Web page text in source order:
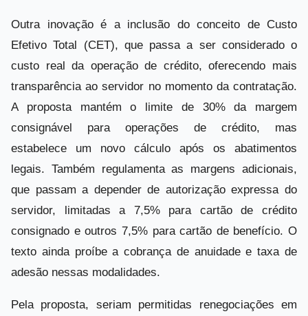
Outra inovação é a inclusão do conceito de Custo
Efetivo Total (CET), que passa a ser considerado o
custo real da operação de crédito, oferecendo mais
transparência ao servidor no momento da contratação.
A proposta mantém o limite de 30% da margem
consignável para operações de crédito, mas
estabelece um novo cálculo após os abatimentos
legais. Também regulamenta as margens adicionais,
que passam a depender de autorização expressa do
servidor, limitadas a 7,5% para cartão de crédito
consignado e outros 7,5% para cartão de benefício. O
texto ainda proíbe a cobrança de anuidade e taxa de
adesão nessas modalidades.
Pela proposta, seriam permitidas renegociações em